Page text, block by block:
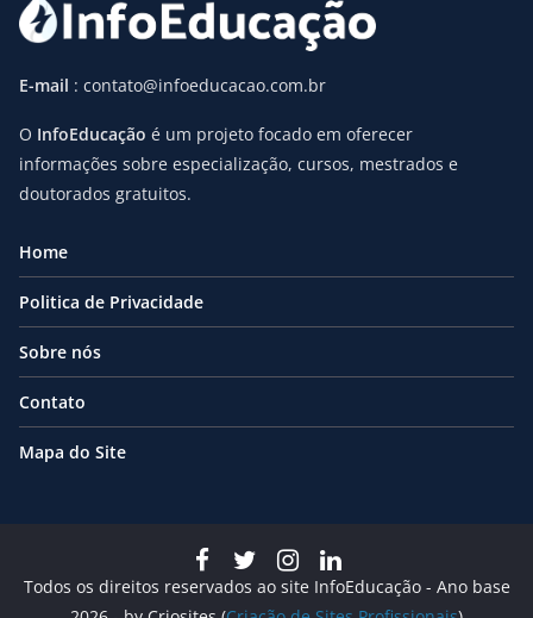
E-mail : contato@infoeducacao.com.br
O InfoEducação é um projeto focado em oferecer
informações sobre especialização, cursos, mestrados e
doutorados gratuitos.
Home
Politica de Privacidade
Sobre nós
Contato
Mapa do Site
Todos os direitos reservados ao site InfoEducação - Ano base